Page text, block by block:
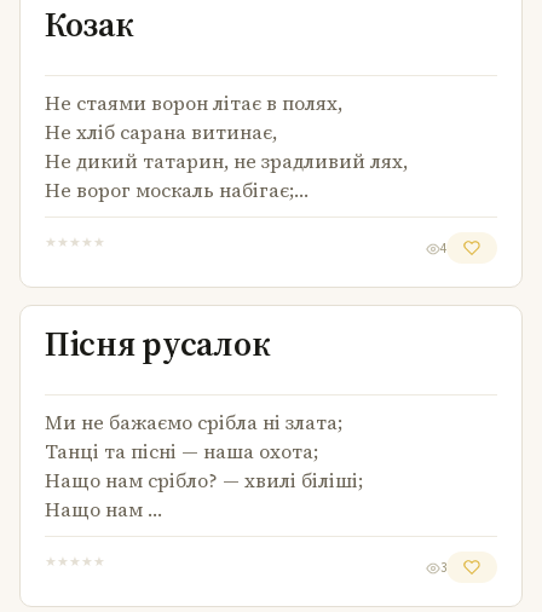
Козак
Не стаями ворон літає в полях,
Не хліб сарана витинає,
Не дикий татарин, не зрадливий лях,
Не ворог москаль набігає;…
★ ★ ★ ★ ★ 4
Пісня русалок
Пісня русалок
Ми не бажаємо срібла ні злата;
Танці та пісні — наша охота;
Нащо нам срібло? — хвилі біліші;
Нащо нам …
★ ★ ★ ★ ★ 3